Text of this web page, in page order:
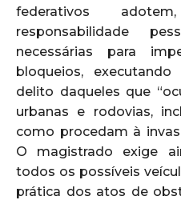
federativos
responsabilidade
necessárias para
bloqueios,
delito daqueles que
urbanas e rodovias,
como procedam à
O magistrado exige
todos os possíveis
prática dos atos de